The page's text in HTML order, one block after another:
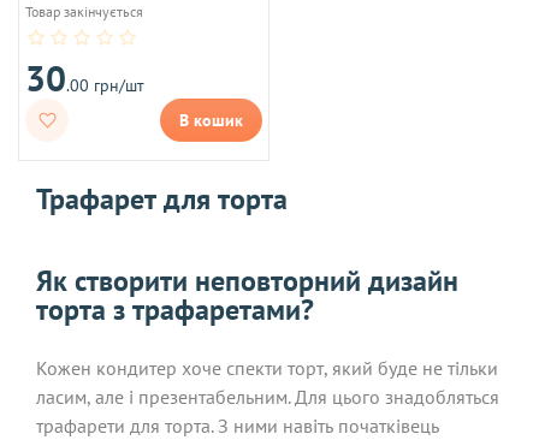
Товар закінчується
30.00 грн/шт
В кошик
Трафарет для торта
Як створити неповторний дизайн
торта з трафаретами?
Кожен кондитер хоче спекти торт, який буде не тільки
ласим, але і презентабельним. Для цього знадобляться
трафарети для торта. З ними навіть початківець